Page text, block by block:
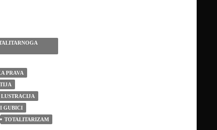
PRAVA
LUSTRACIJA
GUBICI
TOTALITARIZAM